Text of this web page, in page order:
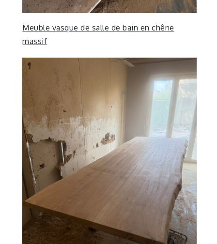
Meuble vasque de salle de bain en chêne
massif